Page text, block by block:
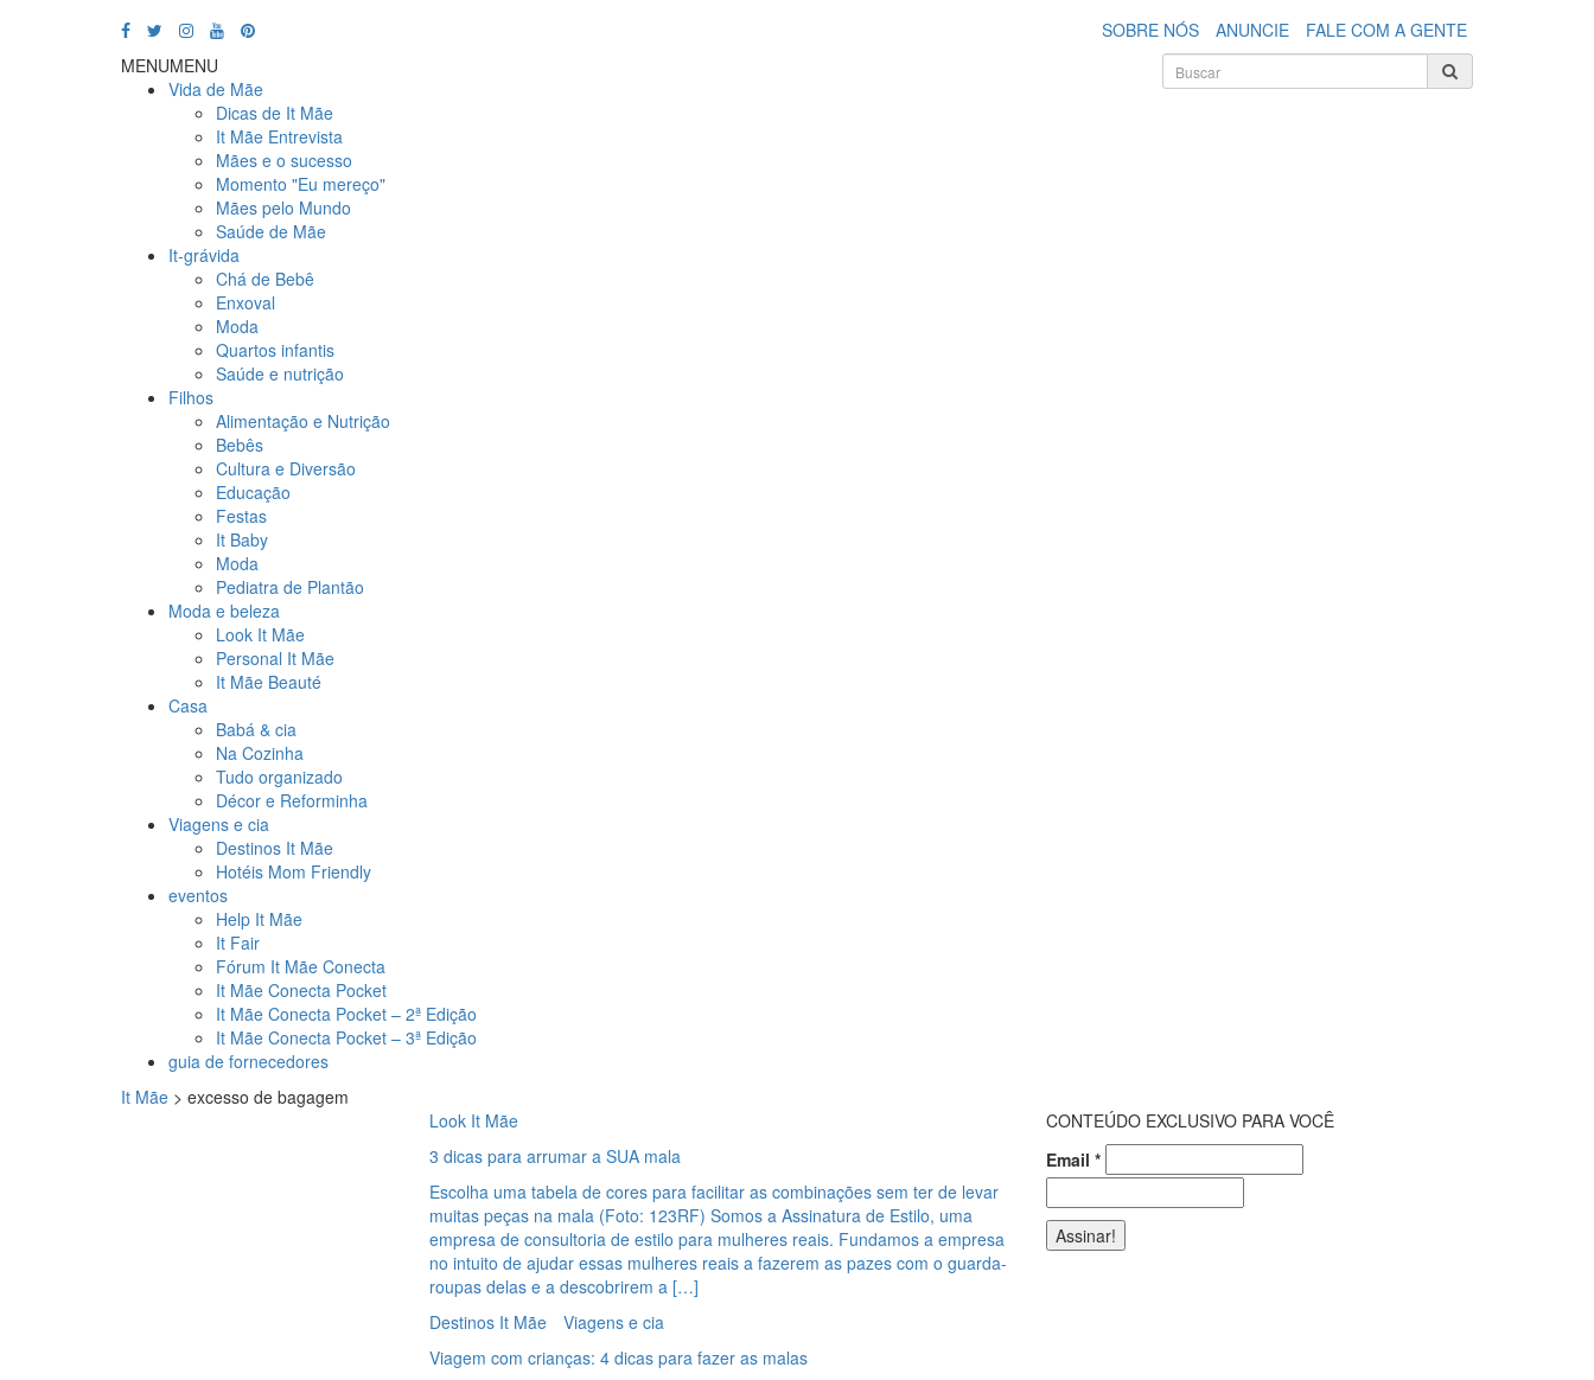
SOBRE NÓS ANUNCIE
FALE COM A GENTE
MENUMENU
Vida de Mãe
Dicas de It Mãe
It Mãe Entrevista
Mães e o sucesso
Momento "Eu mereço"
Mães pelo Mundo
Saúde de Mãe
It-grávida
Chá de Bebê
Enxoval
Moda
Quartos infantis
Saúde e nutrição
Filhos
Alimentação e Nutrição
Bebês
Cultura e Diversão
Educação
Festas
It Baby
Moda
Pediatra de Plantão
Moda e beleza
Look It Mãe
Personal It Mãe
It Mãe Beauté
Casa
Babá & cia
Na Cozinha
Tudo organizado
Décor e Reforminha
Viagens e cia
Destinos It Mãe
Hotéis Mom Friendly
eventos
Help It Mãe
It Fair
Fórum It Mãe Conecta
It Mãe Conecta Pocket
It Mãe Conecta Pocket – 2ª Edição
It Mãe Conecta Pocket – 3ª Edição
guia de fornecedores
It Mãe > excesso de bagagem
Look It Mãe
3 dicas para arrumar a SUA mala
Escolha uma tabela de cores para facilitar as combinações sem ter de levar
muitas peças na mala (Foto: 123RF) Somos a Assinatura de Estilo, uma
empresa de consultoria de estilo para mulheres reais. Fundamos a empresa
no intuito de ajudar essas mulheres reais a fazerem as pazes com o guarda-
roupas delas e a descobrirem a […]
Destinos It Mãe
Viagens e cia
Viagem com crianças: 4 dicas para fazer as malas
CONTEÚDO EXCLUSIVO PARA VOCÊ
Email *